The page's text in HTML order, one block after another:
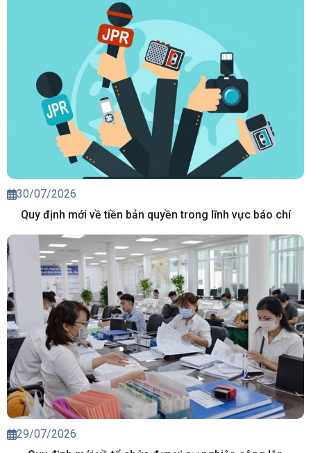
30/07/2026
Quy định mới về tiền bản quyền trong lĩnh vực báo chí
29/07/2026